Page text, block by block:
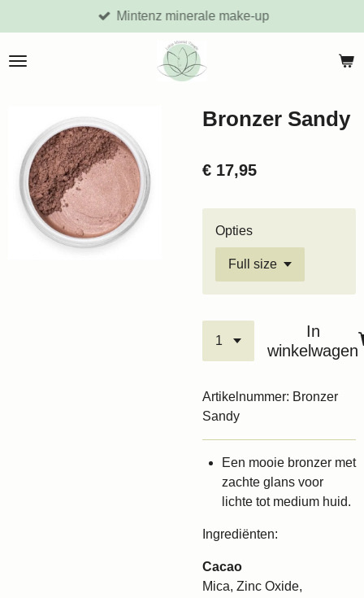
direct
naar
Mintenz minerale make-up
Bronzer Sandy
€ 17,95
Opties
In
winkelwagen
Artikelnummer: Bronzer
Sandy
Een mooie bronzer met
zachte glans voor
lichte tot medium huid.
Ingrediënten:
Cacao
Mica, Zinc Oxide,